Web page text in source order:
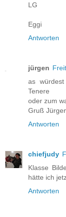
LG
Eggi
Antworten
jürgen
as
Tenere
oder zum
Gruß
Antworten
chiefjudy
Klasse
hätte ich
Antworten